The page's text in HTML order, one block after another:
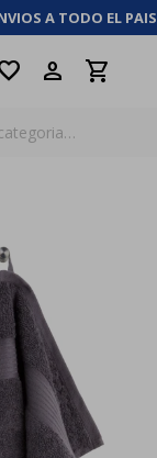
A TODO EL PAIS